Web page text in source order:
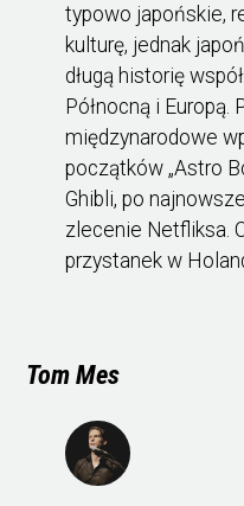
typowo japońskie,
kulturę, jednak
długą historię
Północną i Europą.
międzynarodowe
początków „Astro
Ghibli, po
zlecenie Netfliksa.
przystanek w
Tom Mes